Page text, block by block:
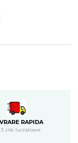
RAPIDA
3 zile lucratoare